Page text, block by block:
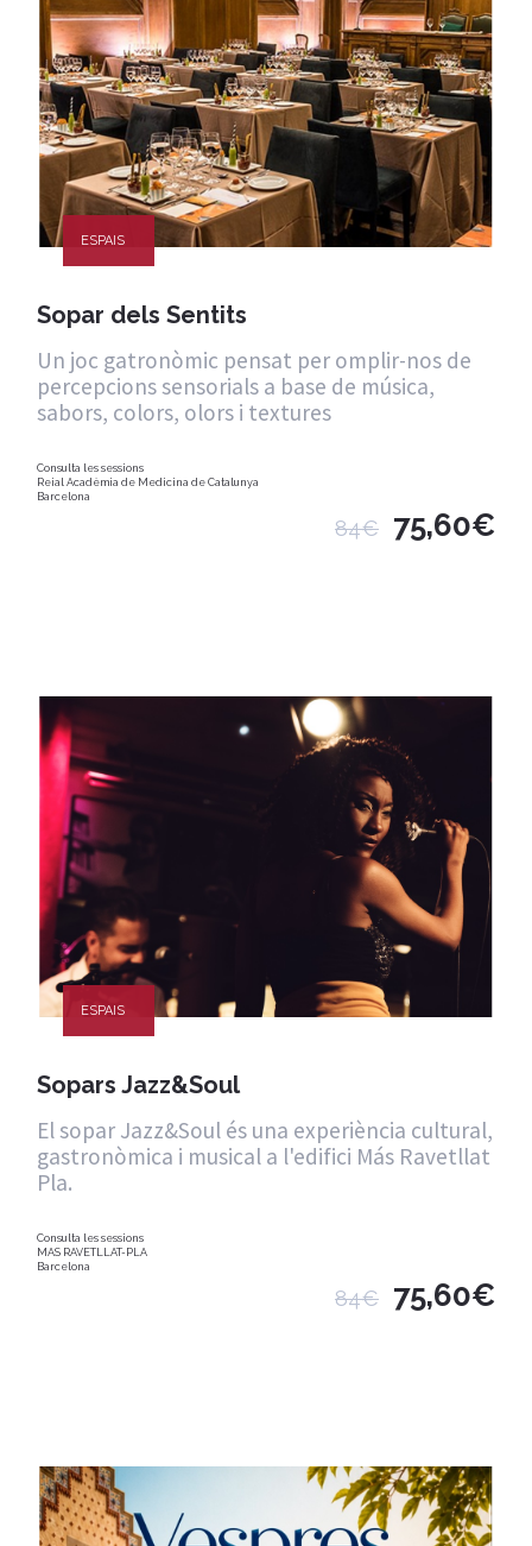
ESPAIS
Sopar dels Sentits
Un joc gatronòmic pensat per omplir-nos de
percepcions sensorials a base de música,
sabors, colors, olors i textures
Consulta les sessions
Reial Acadèmia de Medicina de Catalunya
Barcelona
84€ 75,60€
ESPAIS
Sopars Jazz&Soul
El sopar Jazz&Soul és una experiència cultural,
gastronòmica i musical a l'edifici Más Ravetllat
Pla.
Consulta les sessions
MAS RAVETLLAT-PLA
Barcelona
84€ 75,60€